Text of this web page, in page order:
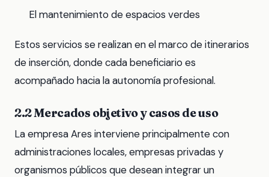
El mantenimiento de espacios verdes
Estos servicios se realizan en el marco de itinerarios
de inserción, donde cada beneficiario es
acompañado hacia la autonomía profesional.
2.2 Mercados objetivo y casos de uso
La empresa Ares interviene principalmente con
administraciones locales, empresas privadas y
organismos públicos que desean integrar un